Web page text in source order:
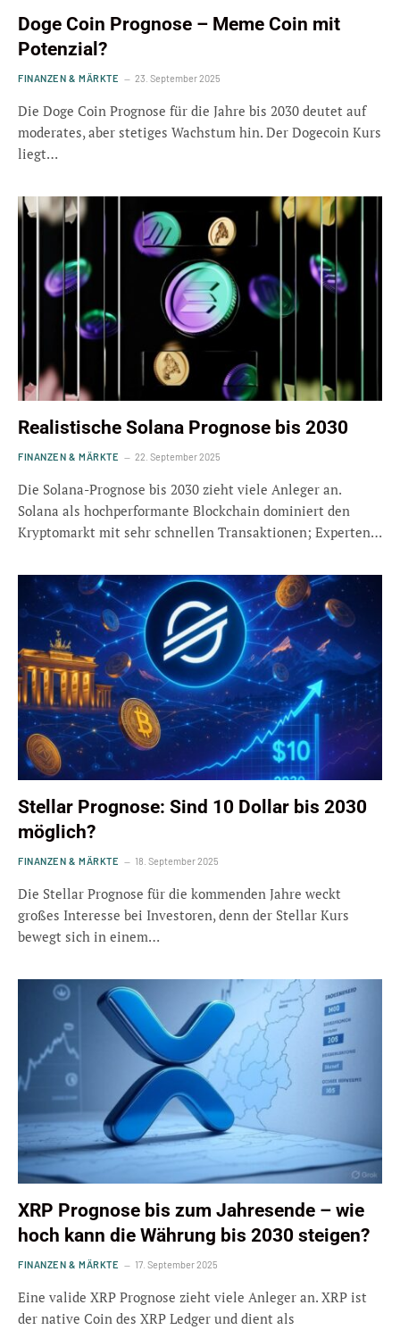
Doge Coin Prognose – Meme Coin mit
Potenzial?
FINANZEN & MÄRKTE 23. September 2025
Die Doge Coin Prognose für die Jahre bis 2030 deutet auf
moderates, aber stetiges Wachstum hin. Der Dogecoin Kurs
liegt…
Realistische Solana Prognose bis 2030
FINANZEN & MÄRKTE 22. September 2025
Die Solana-Prognose bis 2030 zieht viele Anleger an.
Solana als hochperformante Blockchain dominiert den
Kryptomarkt mit sehr schnellen Transaktionen; Experten…
Stellar Prognose: Sind 10 Dollar bis 2030
möglich?
FINANZEN & MÄRKTE 18. September 2025
Die Stellar Prognose für die kommenden Jahre weckt
großes Interesse bei Investoren, denn der Stellar Kurs
bewegt sich in einem…
XRP Prognose bis zum Jahresende – wie
hoch kann die Währung bis 2030 steigen?
FINANZEN & MÄRKTE 17. September 2025
Eine valide XRP Prognose zieht viele Anleger an. XRP ist
der native Coin des XRP Ledger und dient als